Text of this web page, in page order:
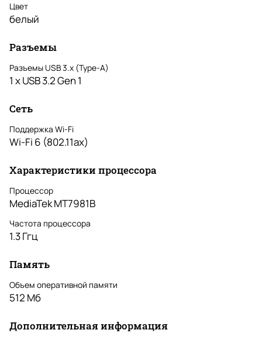
Цвет
белый
Разъемы
Разъемы USB 3.х (Type-A)
1 x USB 3.2 Gen 1
Сеть
Поддержка Wi-Fi
Wi-Fi 6 (802.11ax)
Характеристики процессора
Процессор
MediaTek MT7981B
Частота процессора
1.3 Ггц
Память
Объем оперативной памяти
512 Мб
Дополнительная информация